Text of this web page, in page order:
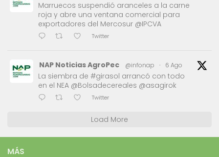
Marruecos suspendió aranceles a la carne
roja y abre una ventana comercial para
exportadores del Mercosur @IPCVA
Twitter
NAP Noticias AgroPec @infonap · 6 Ago
La siembra de #girasol arrancó con todo
en el NEA @Bolsadecereales @asagirok
Twitter
Load More
MÁS